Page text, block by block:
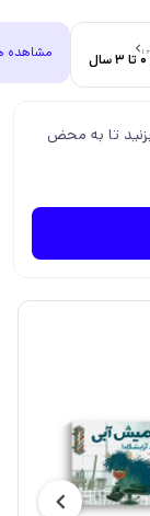
مشاهده
تا به محض